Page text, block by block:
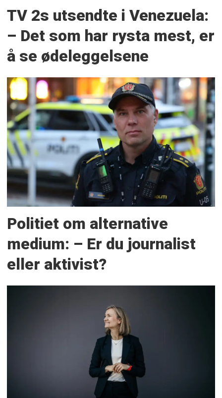
TV 2s utsendte i Venezuela:
– Det som har rysta mest, er
å se ødeleggelsene
Politiet om alternative
medium: – Er du journalist
eller aktivist?